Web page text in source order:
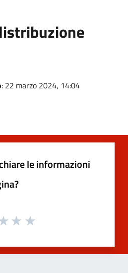
: 22 marzo 2024, 14:04
le informazioni